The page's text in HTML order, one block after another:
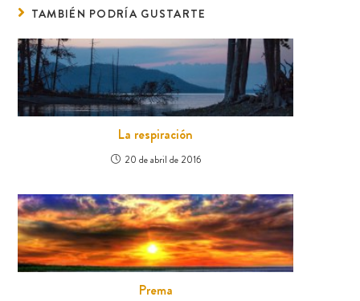
TAMBIÉN PODRÍA GUSTARTE
La respiración
20 de abril de 2016
Prema